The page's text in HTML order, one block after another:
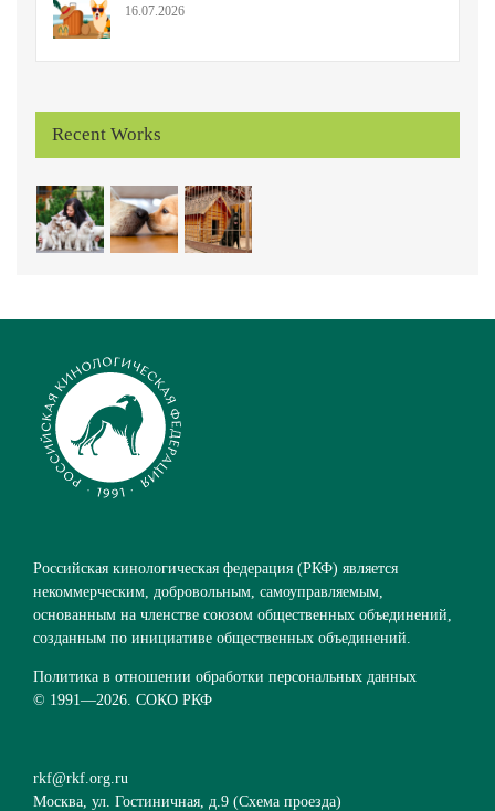
16.07.2026
Recent Works
Российская кинологическая федерация (РКФ) является
некоммерческим, добровольным, самоуправляемым,
основанным на членстве союзом общественных объединений,
созданным по инициативе общественных объединений.
Политика в отношении обработки персональных данных
© 1991—2026. СОКО РКФ
rkf@rkf.org.ru
Москва, ул. Гостиничная, д.9 (Схема проезда)